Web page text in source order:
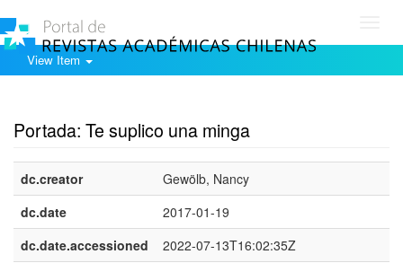
View Item
Portada: Te suplico una minga
dc.creator
Gewölb, Nancy
dc.date
2017-01-19
dc.date.accessioned
2022-07-13T16:02:35Z